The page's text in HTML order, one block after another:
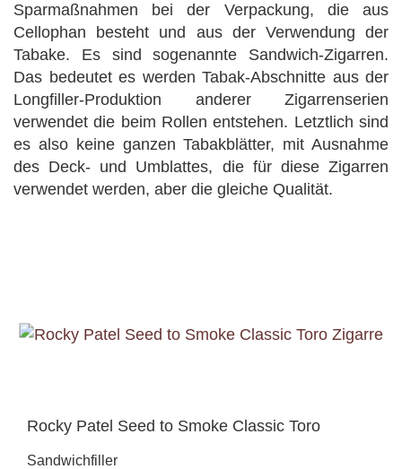
Sparmaßnahmen bei der Verpackung, die aus
Cellophan besteht und aus der Verwendung der
Tabake. Es sind sogenannte Sandwich-Zigarren.
Das bedeutet es werden Tabak-Abschnitte aus der
Longfiller-Produktion anderer Zigarrenserien
verwendet die beim Rollen entstehen. Letztlich sind
es also keine ganzen Tabakblätter, mit Ausnahme
des Deck- und Umblattes, die für diese Zigarren
verwendet werden, aber die gleiche Qualität.
Rocky Patel Seed to Smoke Classic Toro
Sandwichfiller